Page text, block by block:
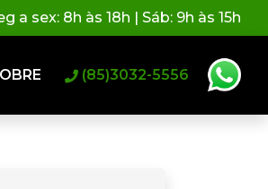
a sex: 8h às 18h | Sáb: 9h às 15h
(85)3032-5556